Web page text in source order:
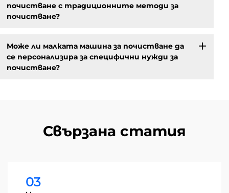
почистване с традиционните методи за
почистване?
Може ли малката машина за почистване да
се персонализира за специфични нужди за
почистване?
Свързана статия
03